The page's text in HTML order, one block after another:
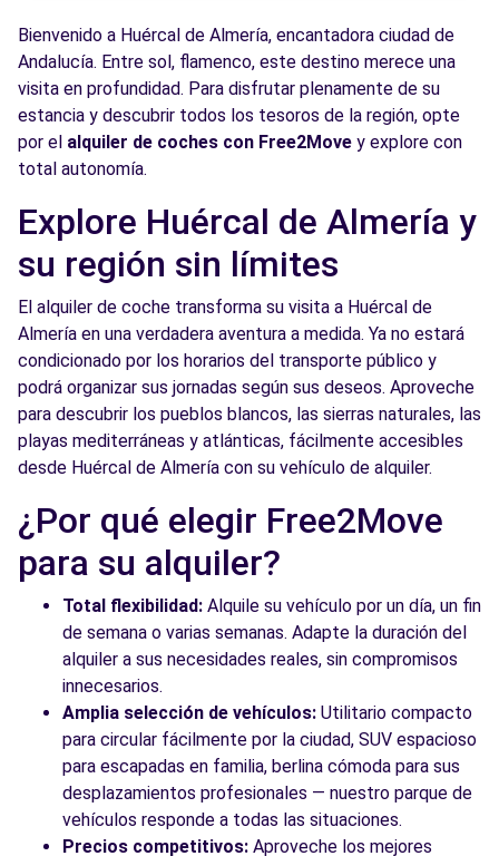
Bienvenido a Huércal de Almería, encantadora ciudad de
Andalucía. Entre sol, flamenco, este destino merece una
visita en profundidad. Para disfrutar plenamente de su
estancia y descubrir todos los tesoros de la región, opte
por el alquiler de coches con Free2Move y explore con
total autonomía.
Explore Huércal de Almería y
su región sin límites
El alquiler de coche transforma su visita a Huércal de
Almería en una verdadera aventura a medida. Ya no estará
condicionado por los horarios del transporte público y
podrá organizar sus jornadas según sus deseos. Aproveche
para descubrir los pueblos blancos, las sierras naturales, las
playas mediterráneas y atlánticas, fácilmente accesibles
desde Huércal de Almería con su vehículo de alquiler.
¿Por qué elegir Free2Move
para su alquiler?
Total flexibilidad: Alquile su vehículo por un día, un fin
de semana o varias semanas. Adapte la duración del
alquiler a sus necesidades reales, sin compromisos
innecesarios.
Amplia selección de vehículos: Utilitario compacto
para circular fácilmente por la ciudad, SUV espacioso
para escapadas en familia, berlina cómoda para sus
desplazamientos profesionales — nuestro parque de
vehículos responde a todas las situaciones.
Precios competitivos: Aproveche los mejores